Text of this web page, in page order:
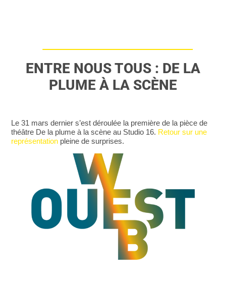
ENTRE NOUS TOUS : DE LA
PLUME À LA SCÈNE
Le 31 mars dernier s’est déroulée la première de la pièce de
théâtre De la plume à la scène au Studio 16. Retour sur une
représentation pleine de surprises.